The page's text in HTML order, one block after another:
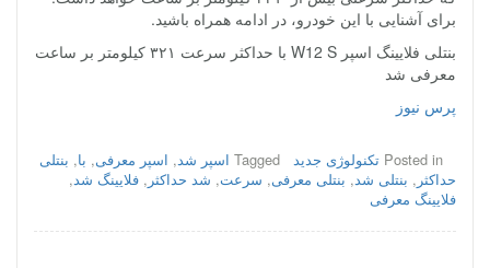
برای آشنایی با این خودرو، در ادامه همراه باشید.
بنتلی فلایینگ اسپر W12 S با حداکثر سرعت ۳۲۱ کیلومتر بر ساعت
معرفی شد
پرس نیوز
Posted in تکنولوژی جدید Tagged اسپر شد, اسپر معرفی, با, بنتلی
حداکثر , بنتلی شد, بنتلی معرفی, سرعت, شد حداکثر , فلایینگ شد,
فلایینگ معرفی